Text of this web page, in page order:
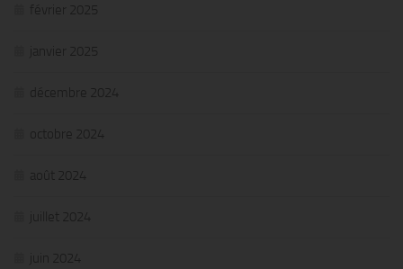
février 2025
janvier 2025
décembre 2024
octobre 2024
août 2024
juillet 2024
juin 2024